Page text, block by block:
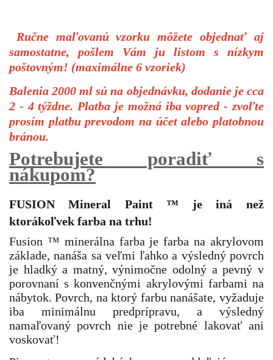
Ručne maľovanú vzorku môžete objednať aj
samostatne, pošlem Vám ju listom s nízkym
poštovným! (maximálne 6 vzoriek)
Balenia 2000 ml sú na objednávku, dodanie je cca
2 - 4 týždne. Platba je možná iba vopred - zvoľte
prosím platbu prevodom na účet alebo platobnou
bránou.
Potrebujete poradiť s
nákupom?
FUSION Mineral Paint™ je iná než
ktorákoľvek farba na trhu!
Fusion ™ minerálna farba je farba na akrylovom
základe, nanáša sa veľmi ľahko a výsledný povrch
je hladký a matný, výnimočne odolný a pevný v
porovnaní s konvenčnými akrylovými farbami na
nábytok. Povrch, na ktorý farbu nanášate, vyžaduje
iba minimálnu predprípravu, a výsledný
namaľovaný povrch nie je potrebné lakovať ani
voskovať!